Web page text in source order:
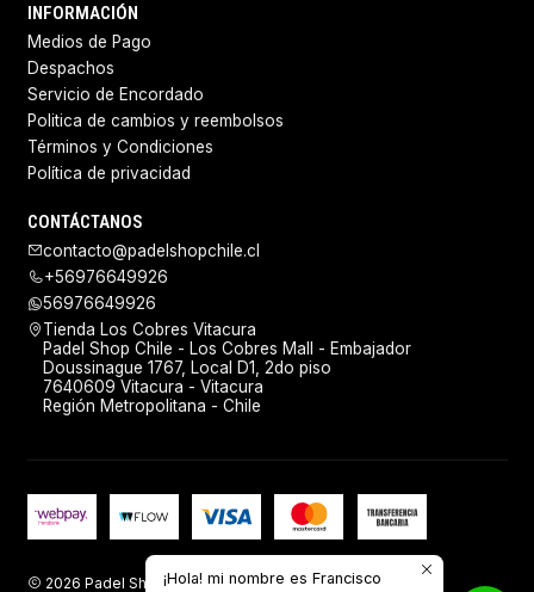
INFORMACIÓN
Medios de Pago
Despachos
Servicio de Encordado
Politica de cambios y reembolsos
Términos y Condiciones
Política de privacidad
CONTÁCTANOS
contacto@padelshopchile.cl
+56976649926
56976649926
Tienda Los Cobres Vitacura
Padel Shop Chile - Los Cobres Mall - Embajador
Doussinague 1767, Local D1, 2do piso
7640609 Vitacura - Vitacura
Región Metropolitana - Chile
2026 Padel Shop Chile.¡Hola! mi nombre es Francisco